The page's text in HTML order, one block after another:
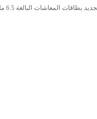
انتهى